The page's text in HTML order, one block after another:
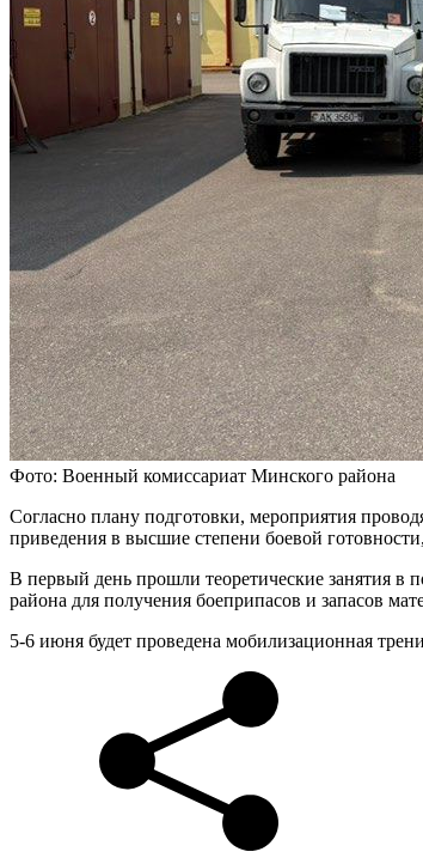
Фото: Военный комиссариат Минского района
Согласно плану подготовки, мероприятия
приведения в высшие степени боевой
В первый день прошли теоретические занятия в
района для получения боеприпасов и запасов
5-6 июня будет проведена мобилизационная